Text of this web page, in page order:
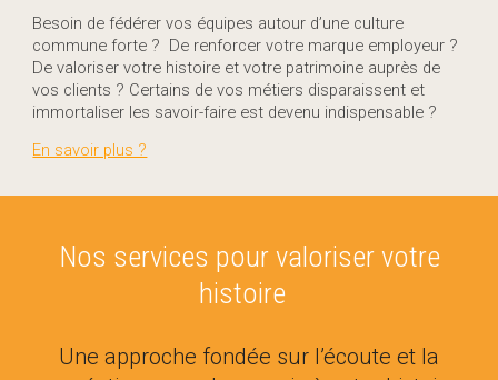
Besoin de fédérer vos équipes autour d’une culture
commune forte ? De renforcer votre marque employeur ?
De valoriser votre histoire et votre patrimoine auprès de
vos clients ? Certains de vos métiers disparaissent et
immortaliser les savoir-faire est devenu indispensable ?
En savoir plus ?
Nos services pour valoriser votre
histoire
Une approche fondée sur l’écoute et la